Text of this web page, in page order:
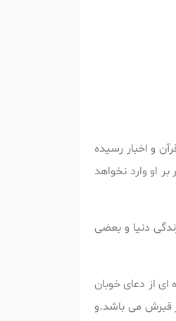
و اخبار رسیده
او وارد نخواهد
دنیا و بعضی
ای از دعای خوبان
قبرش می باشد.و